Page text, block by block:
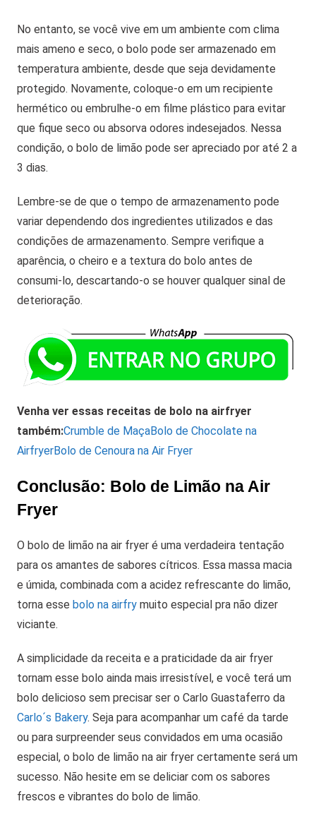
No entanto, se você vive em um ambiente com clima
mais ameno e seco, o bolo pode ser armazenado em
temperatura ambiente, desde que seja devidamente
protegido. Novamente, coloque-o em um recipiente
hermético ou embrulhe-o em filme plástico para evitar
que fique seco ou absorva odores indesejados. Nessa
condição, o bolo de limão pode ser apreciado por até 2 a
3 dias.
Lembre-se de que o tempo de armazenamento pode
variar dependendo dos ingredientes utilizados e das
condições de armazenamento. Sempre verifique a
aparência, o cheiro e a textura do bolo antes de
consumi-lo, descartando-o se houver qualquer sinal de
deterioração.
Venha ver essas receitas de bolo na airfryer
também:Crumble de MaçaBolo de Chocolate na
AirfryerBolo de Cenoura na Air Fryer
Conclusão: Bolo de Limão na Air
Fryer
O bolo de limão na air fryer é uma verdadeira tentação
para os amantes de sabores cítricos. Essa massa macia
e úmida, combinada com a acidez refrescante do limão,
torna esse bolo na airfry muito especial pra não dizer
viciante.
A simplicidade da receita e a praticidade da air fryer
tornam esse bolo ainda mais irresistível, e você terá um
bolo delicioso sem precisar ser o Carlo Guastaferro da
Carlo´s Bakery. Seja para acompanhar um café da tarde
ou para surpreender seus convidados em uma ocasião
especial, o bolo de limão na air fryer certamente será um
sucesso. Não hesite em se deliciar com os sabores
frescos e vibrantes do bolo de limão.